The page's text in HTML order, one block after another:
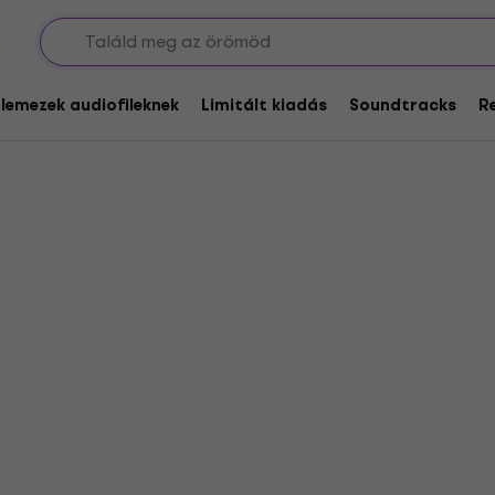
audiofileknek Limitált kiadás Soundtracks